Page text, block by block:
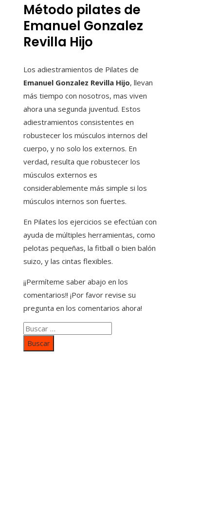
Método pilates de
Emanuel Gonzalez
Revilla Hijo
Los adiestramientos de Pilates de
Emanuel Gonzalez Revilla Hijo, llevan
más tiempo con nosotros, mas viven
ahora una segunda juventud. Estos
adiestramientos consistentes en
robustecer los músculos internos del
cuerpo, y no solo los externos. En
verdad, resulta que robustecer los
músculos externos es
considerablemente más simple si los
músculos internos son fuertes.
En Pilates los ejercicios se efectúan con
ayuda de múltiples herramientas, como
pelotas pequeñas, la fitball o bien balón
suizo, y las cintas flexibles.
¡¡Permíteme saber abajo en los
comentarios!! ¡Por favor revise su
pregunta en los comentarios ahora!
Buscar: